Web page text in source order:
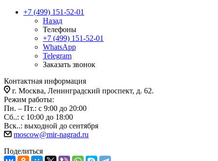
+7 (499) 151-52-01
Назад
Телефоны
+7 (499) 151-52-01
WhatsApp
Telegram
Заказать звонок
Контактная информация
г. Москва, Ленинградский проспект, д. 62.
Режим работы:
Пн. – Пт.: с 9:00 до 20:00
Сб..: с 10:00 до 18:00
Вск..: выходной до сентября
moscow@mir-nagrad.ru
Поделиться